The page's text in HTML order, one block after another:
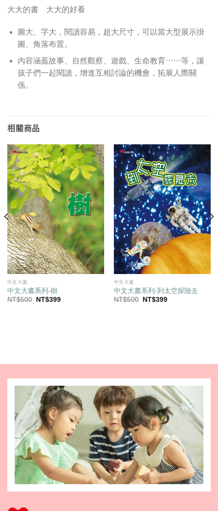
大大的書 大大的好看
圖大、字大，閱讀容易，超大尺寸，可以當大型展示掛
圖、角落布置。
內容涵蓋故事、自然觀察、遊戲、生命教育⋯⋯等，讓
孩子們一起閱讀，增進互相討論的機會，拓展人際關
係。
相關商品
中文大書
中文大書系列-樹
NT$500
原
NT$399目
中文大書
中文大書系列-到太空探險去
NT$500
原
NT$399目